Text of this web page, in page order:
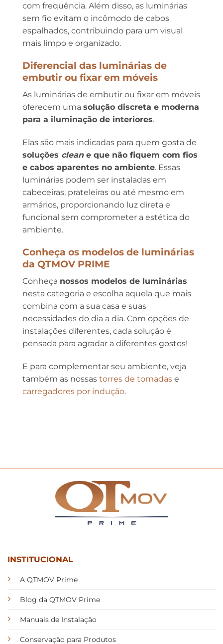
com frequência. Além disso, as luminárias
sem fio evitam o incômodo de cabos
espalhados, contribuindo para um visual
mais limpo e organizado.
Diferencial das luminárias de
embutir ou fixar em móveis
As luminárias de embutir ou fixar em móveis
oferecem uma solução discreta e moderna
para a iluminação de interiores.
Elas são mais indicadas para quem gosta de
soluções clean e que não fiquem com fios
e cabos aparentes no ambiente. Essas
luminárias podem ser instaladas em
cabeceiras, prateleiras ou até mesmo em
armários, proporcionando luz direta e
funcional sem comprometer a estética do
ambiente.
Conheça os modelos de luminárias
da QTMOV PRIME
Conheça nossos modelos de luminárias
nesta categoria e escolha aquela que mais
combina com a sua casa e suas
necessidades do dia a dia. Com opções de
instalações diferentes, cada solução é
pensada para agradar a diferentes gostos!
E para complementar seu ambiente, veja
também as nossas torres de tomadas e
carregadores por indução.
INSTITUCIONAL
A QTMOV Prime
Blog da QTMOV Prime
Manuais de Instalação
Conservação para Produtos